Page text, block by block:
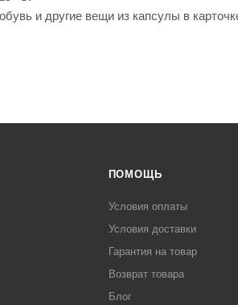
и другие вещи из капсулы в
ПОМОЩЬ
Условия оплаты
Условия доставки
Гарантия на товар
Возврат товара
Блог